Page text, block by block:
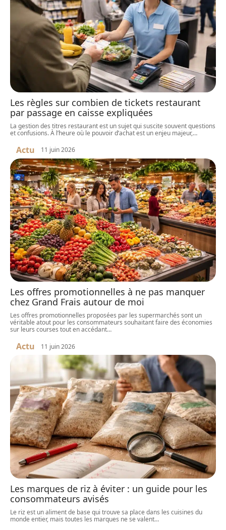
Les règles sur combien de tickets restaurant
par passage en caisse expliquées
La gestion des titres restaurant est un sujet qui suscite souvent questions
et confusions. À l’heure où le pouvoir d’achat est un enjeu majeur,…
Actu 11 juin 2026
Les offres promotionnelles à ne pas manquer
chez Grand Frais autour de moi
Les offres promotionnelles proposées par les supermarchés sont un
véritable atout pour les consommateurs souhaitant faire des économies
sur leurs courses tout en accédant…
Actu 11 juin 2026
Les marques de riz à éviter : un guide pour les
consommateurs avisés
Le riz est un aliment de base qui trouve sa place dans les cuisines du
monde entier, mais toutes les marques ne se valent…